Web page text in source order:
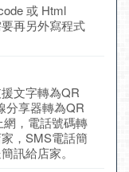
或 Html
再另外寫程式
文字轉為QR
分享器轉為QR
，電話號碼轉
，SMS電話簡
訊給店家。